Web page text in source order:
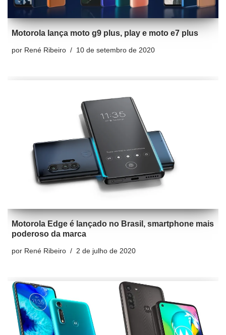
Motorola lança moto g9 plus, play e moto e7 plus
por René Ribeiro 10 de setembro de 2020
Motorola Edge é lançado no Brasil, smartphone mais
poderoso da marca
por René Ribeiro 2 de julho de 2020